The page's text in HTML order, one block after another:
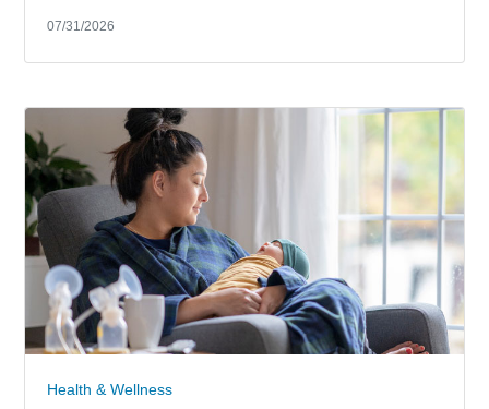
07/31/2026
Health & Wellness